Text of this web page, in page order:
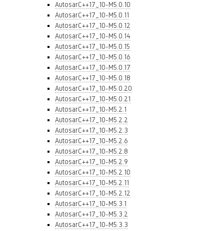
AutosarC++17_10-M5.0.10
AutosarC++17_10-M5.0.11
AutosarC++17_10-M5.0.12
AutosarC++17_10-M5.0.14
AutosarC++17_10-M5.0.15
AutosarC++17_10-M5.0.16
AutosarC++17_10-M5.0.17
AutosarC++17_10-M5.0.18
AutosarC++17_10-M5.0.20
AutosarC++17_10-M5.0.21
AutosarC++17_10-M5.2.1
AutosarC++17_10-M5.2.2
AutosarC++17_10-M5.2.3
AutosarC++17_10-M5.2.6
AutosarC++17_10-M5.2.8
AutosarC++17_10-M5.2.9
AutosarC++17_10-M5.2.10
AutosarC++17_10-M5.2.11
AutosarC++17_10-M5.2.12
AutosarC++17_10-M5.3.1
AutosarC++17_10-M5.3.2
AutosarC++17_10-M5.3.3